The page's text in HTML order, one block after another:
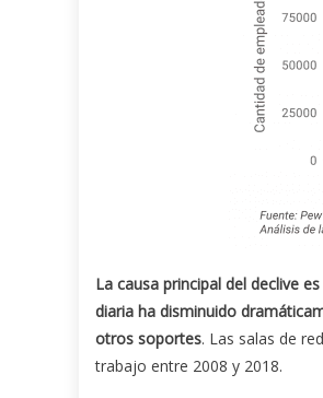
La causa principal del declive
diaria ha disminuido
otros soportes. Las salas de
trabajo entre 2008 y 2018.